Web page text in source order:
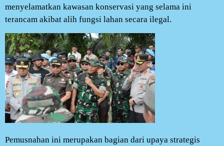
menyelamatkan kawasan konservasi yang selama ini
terancam akibat alih fungsi lahan secara ilegal.
Pemusnahan ini merupakan bagian dari upaya strategis